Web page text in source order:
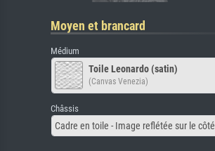
Moyen et brancard
Médium
Toile Leonardo (satin)
(Canvas Venezia)
Châssis
Cadre en toile - Image reflétée sur le côté